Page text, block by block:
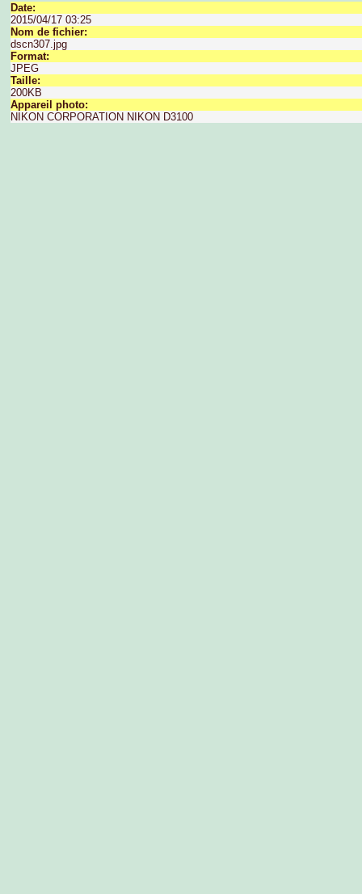
Date:
2015/04/17 03:25
Nom de fichier:
dscn307.jpg
Format:
JPEG
Taille:
200KB
Appareil photo:
NIKON CORPORATION NIKON D3100